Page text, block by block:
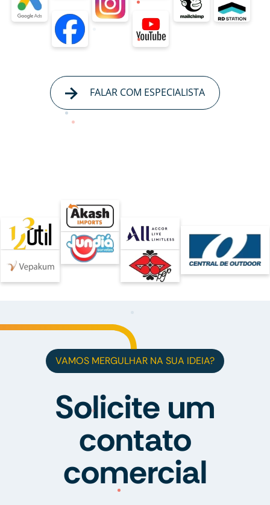
FALAR COM ESPECIALISTA
VAMOS MERGULHAR NA SUA IDEIA?
Solicite um
contato
comercial